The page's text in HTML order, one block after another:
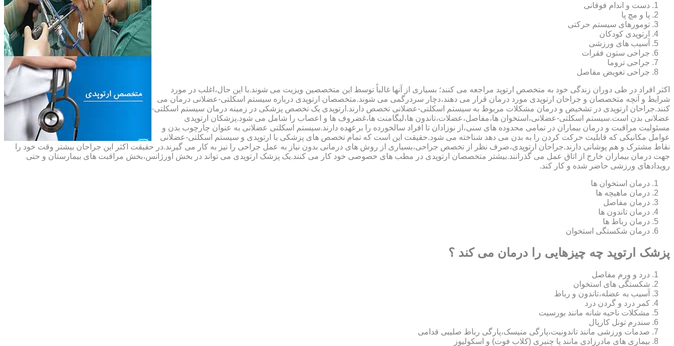
دست و اندام فوقانی
پا و مچ پا
تومورهای سیستم حرکتی
ارتوپدی کودکان
آسیب های ورزشی
جراحی ستون فقرات
جراحی تروما
جراحی تعویض مفاصل
اکثر افراد در طی دوران زندگی خود به متخصص ارتوپد مراجعه می کنند؛ بسیاری از آنها غالباً توسط این متخصصین ویزیت می شوند.با این حال،اغلب در مورد
شرایط و آنچه متخصصان و جراحان ارتوپدی مورد درمان قرار می دهند،دچار سردرگمی می شوند.متخصصان ارتوپدی درباره سیستم اسکلتی-عضلانی درمان می
کنند.جراحان ارتوپدی در تشخیص و درمان مشکلات مربوط به سیستم اسکلتی-عضلانی تخصص دارند.ارتوپدی یک تخصص پزشکی در زمینه درمان سیستم اسکلتی-
عضلانی بدن است.سیستم اسکلتی-عضلانی،استخوان ها،مفاصل،عضلات،تاندون ها،لیگامنت ها،غضروف ها و اعصاب را شامل می شود.پزشکان ارتوپدی
مسئولیت مراقبت و درمان بیماران در تمامی محدوده های سنی،از نوزادان تا افراد سالخورده را برعهده دارند.سیستم اسکلتی عضلانی به عنوان چارچوب بدن و
عوامل مکانیکی که قابلیت حرکت کردن را به بدن می دهد شناخته می شود.حقیقت این است که تمام تخصص های پزشکی با ارتوپدی و سیستم اسکلتی-عضلانی
نقاط مشترک و هم پوشانی دارند.جراحان ارتوپدی،صرف نظر از تخصص جراحی،بسیاری از روش های درمانی بدون نیاز به عمل جراحی را نیز به کار می گیرند.در حقیقت اکثر این جراحان بیشتر وقت خود را
جهت درمان بیماران خارج از اتاق عمل می گذرانند.بیشتر متخصصان ارتوپدی در مطب های خصوصی خود کار می کنند.یک پزشک ارتوپدی می تواند در بخش اورژانس،بخش مراقبت های بیمارستان و حتی
رویدادهای ورزشی حاضر شده و کار کند.
درمان استخوان ها
درمان ماهیچه ها
درمان مفاصل
درمان تاندون ها
درمان رباط ها
درمان شکستگی استخوان
پزشک ارتوپد چه چیزهایی را درمان می کند ؟
درد و ورم مفاصل
شکستگی های استخوان
آسیب به عضله،تاندون و رباط
کمر درد و گردن درد
مشکلات ناحیه شانه مانند بورسیت
سندرم تونل کارپال
صدمات ورزشی مانند تاندونیت،پارگی منیسک،پارگی رباط صلیبی قدامی
بیماری های مادرزادی مانند پا چنبری (کلاب فوت) و اسکولیوز